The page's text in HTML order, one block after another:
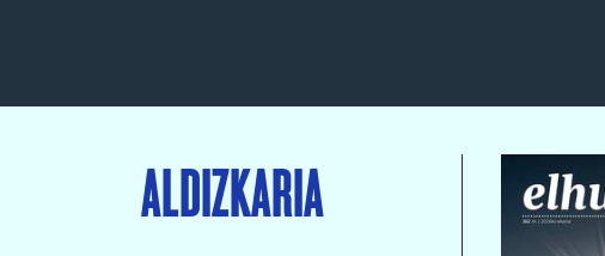
ALDIZKARIA